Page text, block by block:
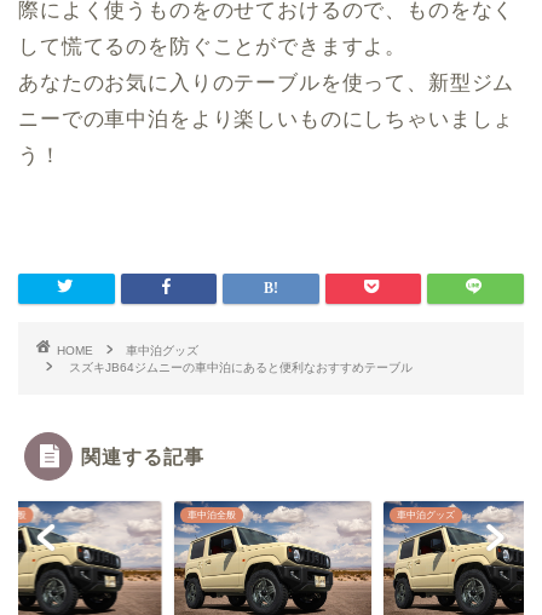
際によく使うものをのせておけるので、ものをなく
して慌てるのを防ぐことができますよ。
あなたのお気に入りのテーブルを使って、新型ジム
ニーでの車中泊をより楽しいものにしちゃいましょ
う！
HOME
車中泊グッズ
スズキJB64ジムニーの車中泊にあると便利なおすすめテーブル
関連する記事
全般 車中泊全般 車中泊グッズ